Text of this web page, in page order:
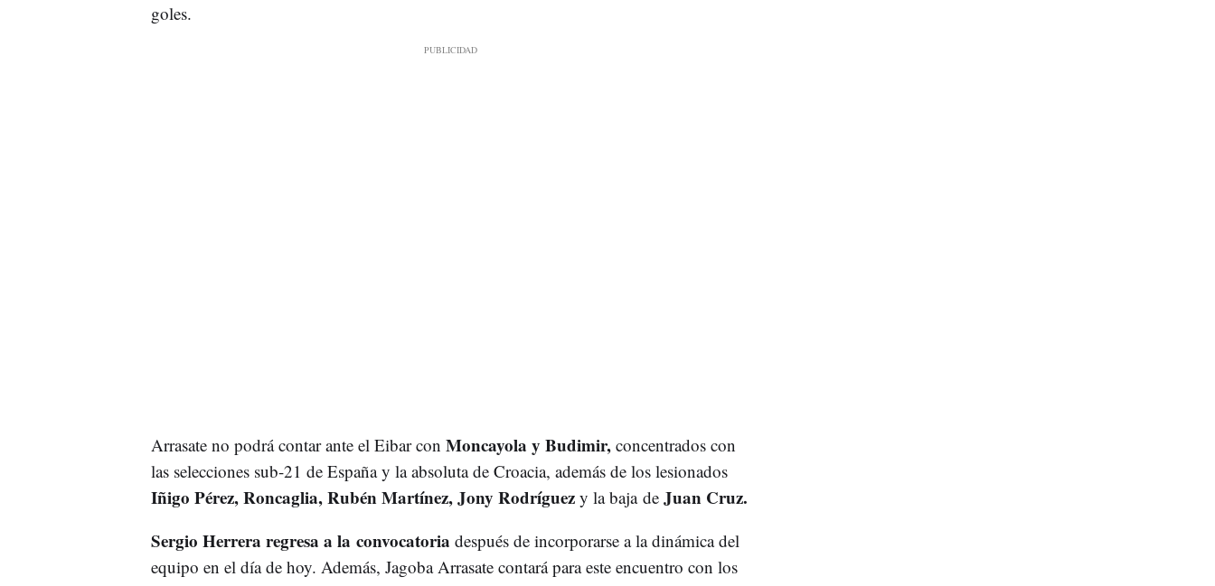
goles.
Arrasate no podrá contar ante el Eibar con Moncayola y Budimir,concentrados con
las selecciones sub-21 de España y la absoluta de Croacia, además de los lesionados
Iñigo Pérez, Roncaglia, Rubén Martínez, Jony Rodríguez y la baja deJuan Cruz.
Sergio Herrera regresa a la convocatoria después de incorporarse a la dinámica del
equipo en el día de hoy. Además, Jagoba Arrasate contará para este encuentro con los